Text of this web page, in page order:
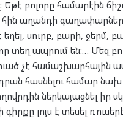
բո­լո­րը հա­մա­րէ­ին
աղան­դի
սուրբ, բա­րի, ջերմ,
տեղ ապ­րում են:… Մեզ
չէ հա­մաշ­խար­հա­յին
հաս­նե­լու հա­մար նախ
ներ­կա­յաց­նել իր
գիր­քը լոյս է տե­սել